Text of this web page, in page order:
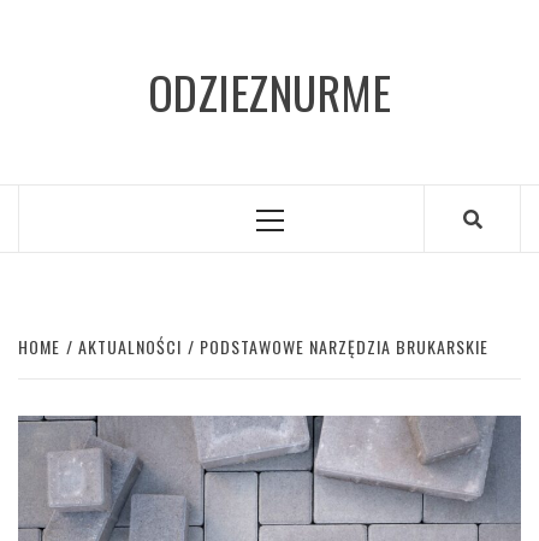
ODZIEZNURME
Primary
HOME AKTUALNOŚCI PODSTAWOWE NARZĘDZIA BRUKARSKIE